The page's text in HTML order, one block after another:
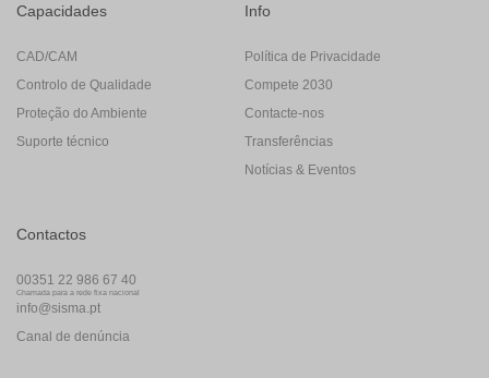
Capacidades
CAD/CAM
Controlo de Qualidade
Proteção do Ambiente
Suporte técnico
Info
Política de Privacidade
Compete 2030
Contacte-nos
Transferências
Notícias & Eventos
Contactos
00351 22 986 67 40
Chamada para a rede fixa nacional
info@sisma.pt
Canal de denúncia